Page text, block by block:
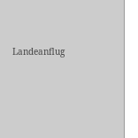
Landeanflug